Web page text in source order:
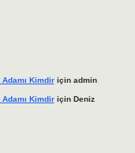
Kimdiriçin admin
Kimdiriçin Deniz